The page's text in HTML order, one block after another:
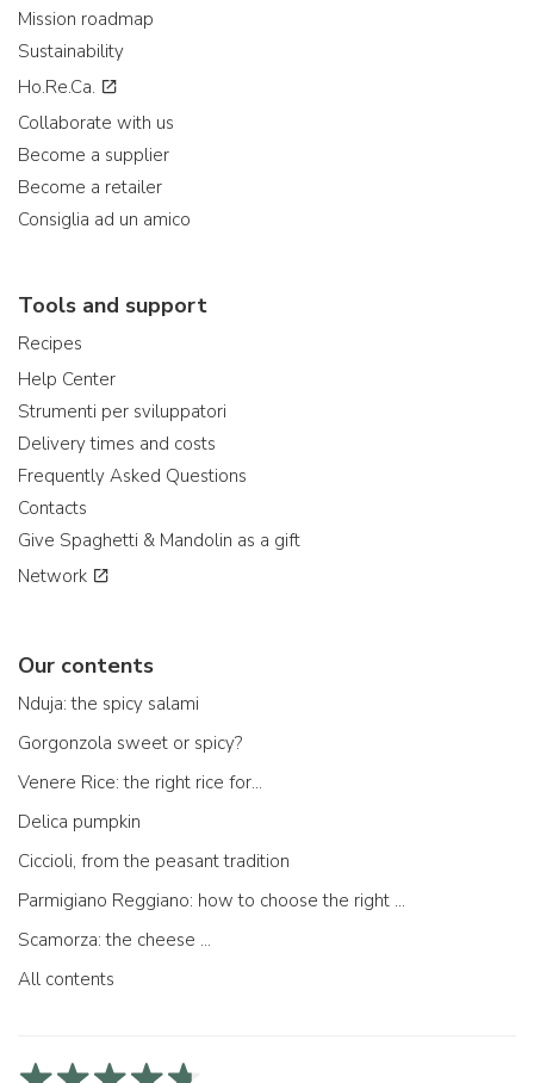
Mission roadmap
Sustainability
Ho.Re.Ca.
Collaborate with us
Become a supplier
Become a retailer
Consiglia ad un amico
Tools and support
Recipes
Help Center
Strumenti per sviluppatori
Delivery times and costs
Frequently Asked Questions
Contacts
Give Spaghetti & Mandolin as a gift
Network
Our contents
Nduja: the spicy salami
Gorgonzola sweet or spicy?
Venere Rice: the right rice for...
Delica pumpkin
Ciccioli, from the peasant tradition
Parmigiano Reggiano: how to choose the right one
Scamorza: the cheese ...
All contents